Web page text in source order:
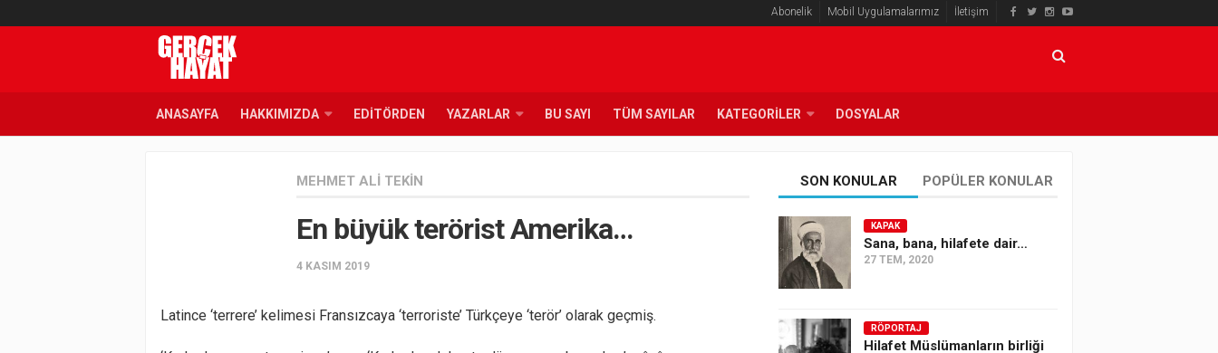
Abonelik Mobil Uygulamalarımız İletişim
ANASAYFA HAKKIMIZDA EDITÖRDEN YAZARLAR BU SAYI TÜM SAYILAR KATEGORILER DOSYALAR
MEHMET ALI TEKIN
En büyük terörist Amerika…
4 KASIM 2019
Latince ‘terrere’ kelimesi Fransızcaya ‘terroriste’ Türkçeye ‘terör’ olarak geçmiş.
SON KONULAR POPÜLER KONULAR
KAPAK
Sana, bana, hilafete dair…
27 TEM, 2020
RÖPORTAJ
Hilafet Müslümanların birliği